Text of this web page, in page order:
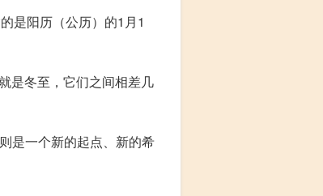
是阳历（公历）的1月1
是冬至，它们之间相差几
是一个新的起点、新的希